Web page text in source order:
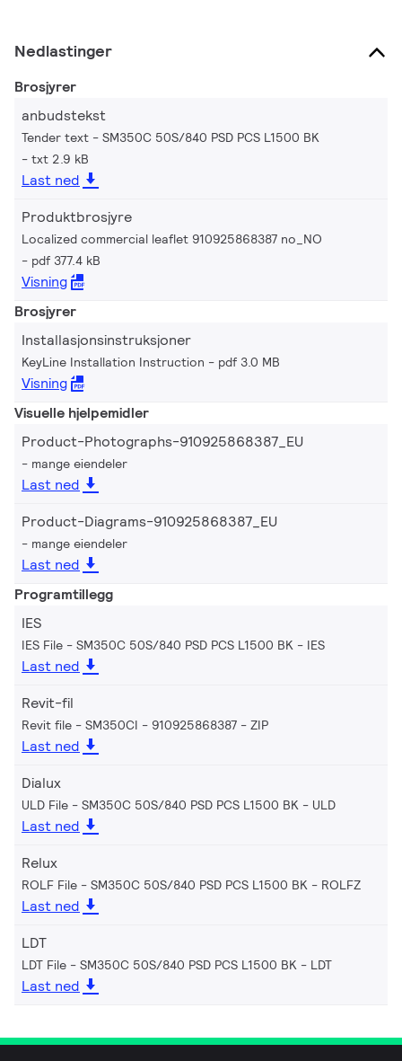
Nedlastinger
Brosjyrer
anbudstekst
Tender text - SM350C 50S/840 PSD PCS L1500 BK
txt 2.9 kB
Last ned
Produktbrosjyre
Localized commercial leaflet 910925868387 no_NO
pdf 377.4 kB
Visning
Brosjyrer
Installasjonsinstruksjoner
KeyLine Installation Instruction pdf 3.0 MB
Visning
Visuelle hjelpemidler
Product-Photographs-910925868387_EU
mange eiendeler
Last ned
Product-Diagrams-910925868387_EU
mange eiendeler
Last ned
Programtillegg
IES
IES File - SM350C 50S/840 PSD PCS L1500 BK IES
Last ned
Revit-fil
Revit file - SM350CI - 910925868387 ZIP
Last ned
Dialux
ULD File - SM350C 50S/840 PSD PCS L1500 BK ULD
Last ned
Relux
ROLF File - SM350C 50S/840 PSD PCS L1500 BK ROLFZ
Last ned
LDT
LDT File - SM350C 50S/840 PSD PCS L1500 BK LDT
Last ned